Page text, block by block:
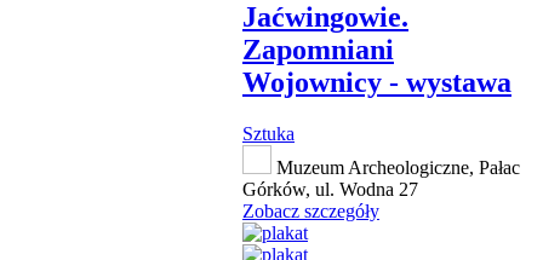
Jaćwingowie.
Zapomniani
Wojownicy - wystawa
Sztuka
Muzeum Archeologiczne, Pałac
Górków, ul. Wodna 27
Zobacz szczegóły